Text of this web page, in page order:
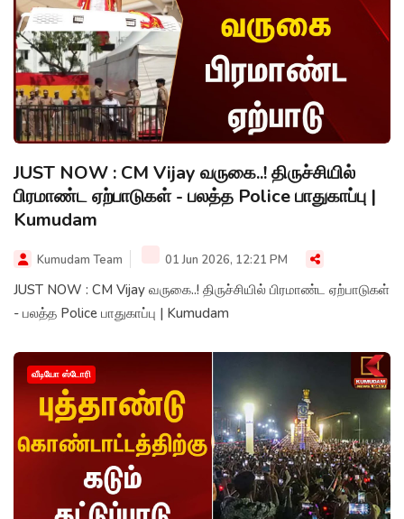
JUST NOW : CM Vijay வருகை..! திருச்சியில்
பிரமாண்ட ஏற்பாடுகள் - பலத்த Police பாதுகாப்பு |
Kumudam
Kumudam Team 01 Jun 2026, 12:21 PM
JUST NOW : CM Vijay வருகை..! திருச்சியில் பிரமாண்ட ஏற்பாடுகள்
- பலத்த Police பாதுகாப்பு | Kumudam
வீடியோ ஸ்டோரி